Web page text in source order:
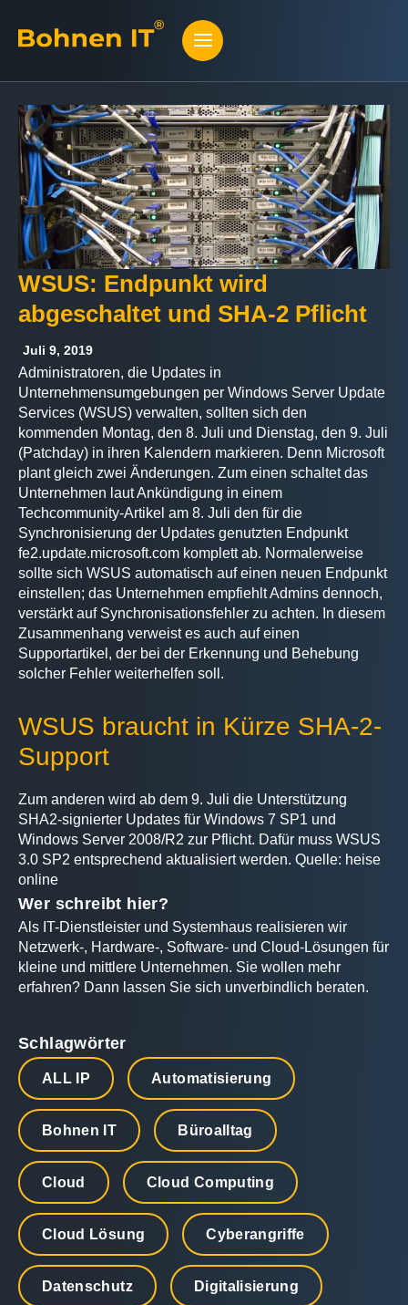
WSUS: Endpunkt wird
abgeschaltet und SHA-2 Pflicht
Juli 9, 2019
Administratoren, die Updates in
Unternehmensumgebungen per Windows Server Update
Services (WSUS) verwalten, sollten sich den
kommenden Montag, den 8. Juli und Dienstag, den 9. Juli
(Patchday) in ihren Kalendern markieren. Denn Microsoft
plant gleich zwei Änderungen. Zum einen schaltet das
Unternehmen laut Ankündigung in einem
Techcommunity-Artikel am 8. Juli den für die
Synchronisierung der Updates genutzten Endpunkt
fe2.update.microsoft.com komplett ab. Normalerweise
sollte sich WSUS automatisch auf einen neuen Endpunkt
einstellen; das Unternehmen empfiehlt Admins dennoch,
verstärkt auf Synchronisationsfehler zu achten. In diesem
Zusammenhang verweist es auch auf einen
Supportartikel, der bei der Erkennung und Behebung
solcher Fehler weiterhelfen soll.
WSUS braucht in Kürze SHA-2-
Support
Zum anderen wird ab dem 9. Juli die Unterstützung
SHA2-signierter Updates für Windows 7 SP1 und
Windows Server 2008/R2 zur Pflicht. Dafür muss WSUS
3.0 SP2 entsprechend aktualisiert werden. Quelle: heise
online
Wer schreibt hier?
Als IT-Dienstleister und Systemhaus realisieren wir
Netzwerk-, Hardware-, Software- und Cloud-Lösungen für
kleine und mittlere Unternehmen. Sie wollen mehr
erfahren? Dann lassen Sie sich unverbindlich beraten.
Schlagwörter
ALL IP Automatisierung
Bohnen IT Büroalltag
Cloud Cloud Computing
Cloud Lösung Cyberangriffe
Datenschutz Digitalisierung